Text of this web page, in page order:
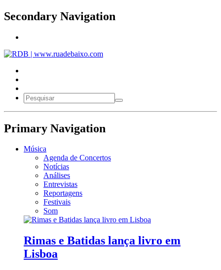
Secondary Navigation
Primary Navigation
Música
Agenda de Concertos
Notícias
Análises
Entrevistas
Reportagens
Festivais
Som
Rimas e Batidas lança livro em
Lisboa